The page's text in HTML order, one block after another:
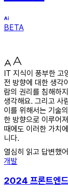
BETA
IT 지식이 풍부한 고
전 방향에 대한 생각
람의 권리를 침해하
생각해요. 그리고 사
이를 위해서는 기술
한 방향으로 이루어
때에도 이러한 가치
니다.
열심히 읽고 답변했
개발
2024 프론트엔